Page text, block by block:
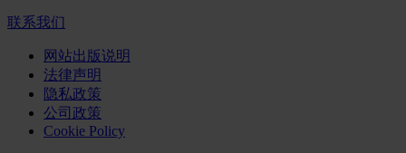
联系我们
网站出版说明
法律声明
隐私政策
公司政策
Cookie Policy